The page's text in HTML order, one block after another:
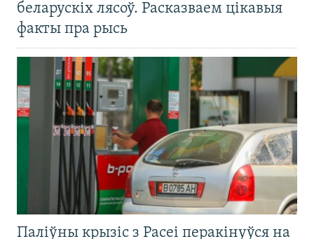
беларускіх лясоў. Расказваем цікавыя
факты пра рысь
Паліўны крызіс з Расеі перакінуўся на